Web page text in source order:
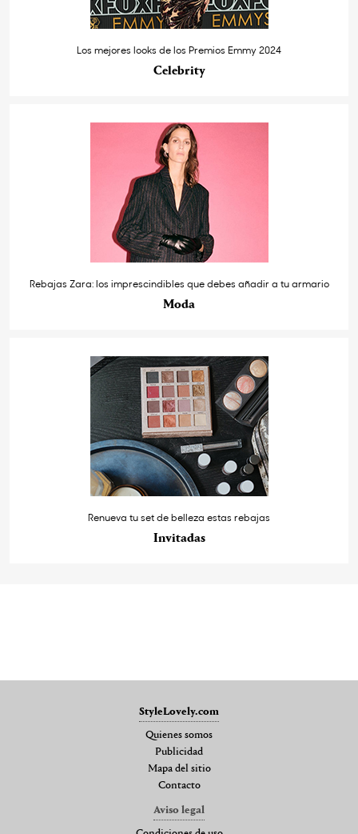
Los mejores looks de los Premios Emmy 2024
Celebrity
Rebajas Zara: los imprescindibles que debes añadir a tu armario
Moda
Renueva tu set de belleza estas rebajas
Invitadas
StyleLovely.com
Quienes somos
Publicidad
Mapa del sitio
Contacto
Aviso legal